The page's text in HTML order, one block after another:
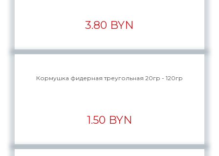
3.80 BYN
Кормушка фидерная треугольная 20гр - 120гр
1.50 BYN